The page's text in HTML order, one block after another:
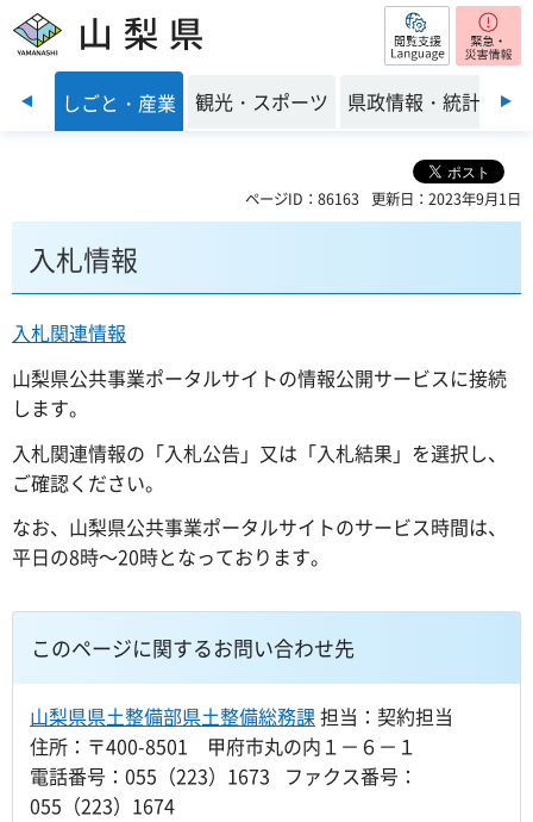
山梨県 閲覧支援
前のスライドを表示
境 しごと・産業 観光・スポーツ 県政情報・統計
ページID：86163 更新日：2023年9月1日
入札情報
入札関連情報
山梨県公共事業ポータルサイトの情報公開サービスに接続
します。
入札関連情報の「入札公告」又は「入札結果」を選択し、
ご確認ください。
なお、山梨県公共事業ポータルサイトのサービス時間は、
平日の8時～20時となっております。
このページに関するお問い合わせ先
山梨県県土整備部県土整備総務課担当：契約担当
住所：〒400-8501 甲府市丸の内１－６－１
電話番号：055（223）1673 ファクス番号：
055（223）1674